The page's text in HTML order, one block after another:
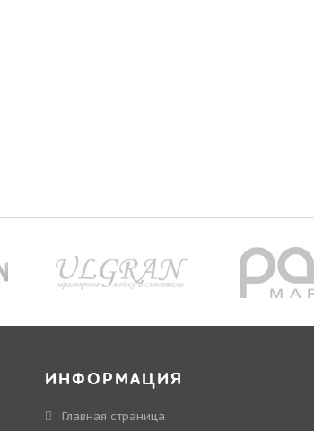
ИНФОРМАЦИЯ
Главная страница